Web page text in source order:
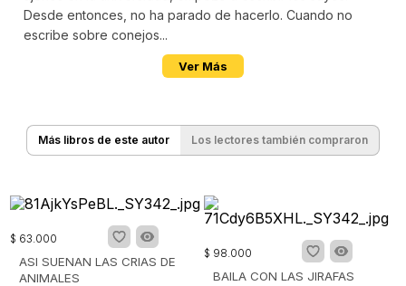
Desde entonces, no ha parado de hacerlo. Cuando no
escribe sobre conejos...
Ver Más
Más libros de este autor Los lectores también compraron
$ 63.000
ASI SUENAN LAS CRIAS DE
ANIMALES
$ 98.000
BAILA CON LAS JIRAFAS